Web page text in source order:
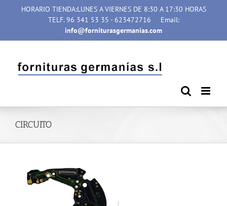
HORARIO TIENDA:LUNES A VIERNES DE 8:30 A 17:30 HORAS
TELF. 96 341 53 35 - 623472716
Email:
info@forniturasgermanias.com
CIRCUITO